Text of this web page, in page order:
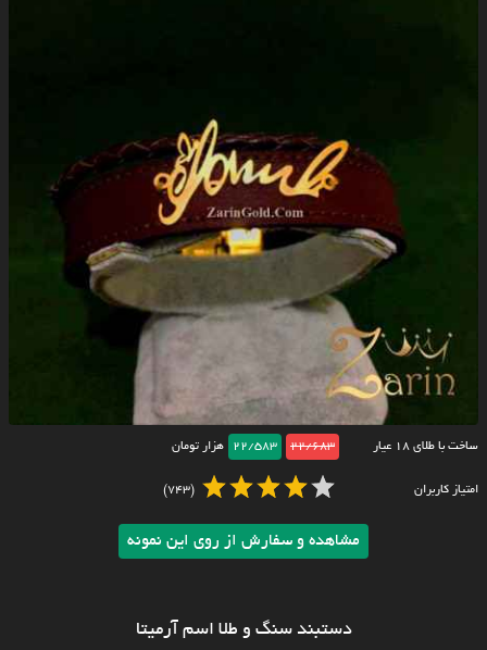
ساخت با طلای ۱۸ عیار 22/683
22/583 هزار تومان
امتیاز کاربران (743)
مشاهده و سفارش از روی این نمونه
دستبند سنگ و طلا اسم آرمیتا